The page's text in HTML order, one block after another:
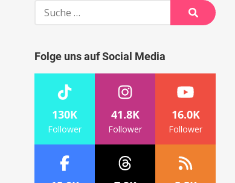
Suche
Suche
Folge uns auf Social Media
130K
Follower
41.8K
Follower
16.0K
Follower